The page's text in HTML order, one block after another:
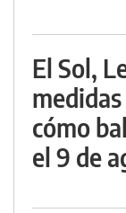
El Sol,
cómo
el 9 de